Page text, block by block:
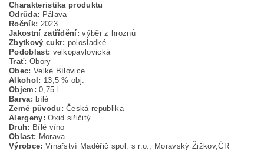
Charakteristika produktu
Odrůda: Pálava
Ročník: 2023
Jakostní zatřídění: výběr z hroznů
Zbytkový cukr: polosladké
Podoblast: velkopavlovická
Trať: Obory
Obec: Velké Bílovice
Alkohol: 13,5 % obj.
Objem: 0,75 l
Barva: bílé
Země původu: Česká republika
Alergeny:Oxid siřičitý
Druh: Bílé víno
Oblast: Morava
Výrobce: Vinařství Maděřič spol. s r.o., Moravský Žižkov,ČR